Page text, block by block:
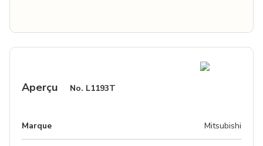
Aperçu No. L1193T
Marque Mitsubishi